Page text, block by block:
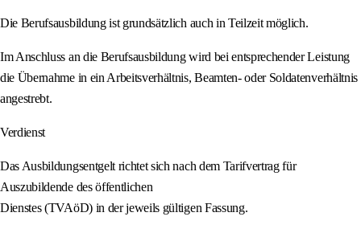
Die Berufsausbildung ist grundsätzlich auch in Teilzeit möglich.
Im Anschluss an die Berufsausbildung wird bei entsprechender Leistung
die Übernahme in ein Arbeitsverhältnis, Beamten- oder Soldatenverhältnis
angestrebt.
Verdienst
Das Ausbildungsentgelt richtet sich nach dem Tarifvertrag für
Auszubildende des öffentlichen
Dienstes (TVAöD) in der jeweils gültigen Fassung.